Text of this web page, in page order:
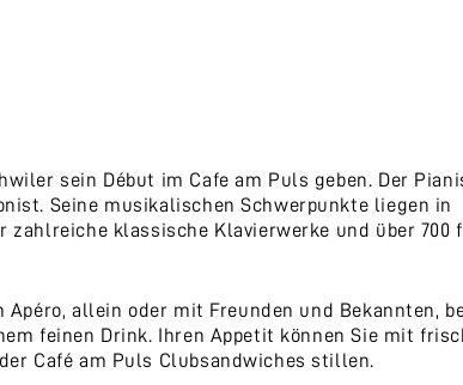
sein Début im Cafe am Puls geben. Der
Seine musikalischen Schwerpunkte liegen in
klassische Klavierwerke und über 700
allein oder mit Freunden und Bekannten,
feinen Drink. Ihren Appetit können Sie mit
Café am Puls Clubsandwiches stillen.